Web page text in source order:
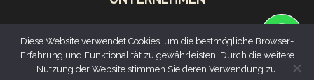
Rua da Arquinha, 1
9500-028 Ponta Delgada
Diese Website verwendet Cookies, um die bestmögliche Browser-
Erfahrung und Funktionalität zu gewährleisten. Durch die weitere
Nutzung der Website stimmen Sie deren Verwendung zu.